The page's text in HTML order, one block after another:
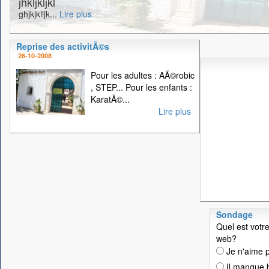
ghjkjklljk... Lire plus
Reprise des activitÃ©s
26-10-2008
Pour les adultes : AÃ©robic
, STEP... Pour les enfants :
KaratÃ©...
Lire plus
Sondage
Quel est
web?
Je n'aime